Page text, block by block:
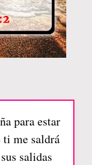
para estar
ti me saldrá
salidas